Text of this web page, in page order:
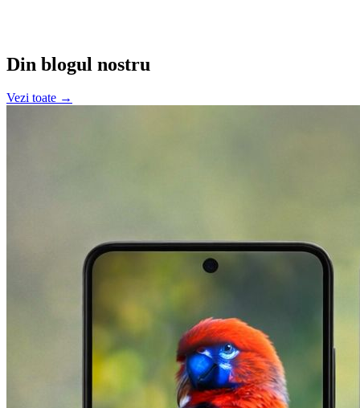
Din blogul nostru
Vezi toate →